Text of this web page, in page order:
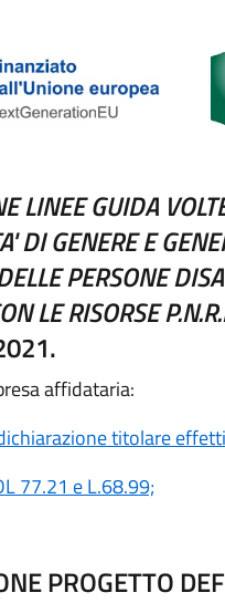
LINEE GUIDA
DI GENERE E
PERSONE
LE RISORSE
affidataria:
titolare
77.21 e L.68.99;
PROGETTO